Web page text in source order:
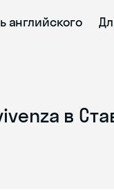
английского
в